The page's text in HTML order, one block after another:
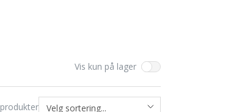
Vis kun på lager
produkter